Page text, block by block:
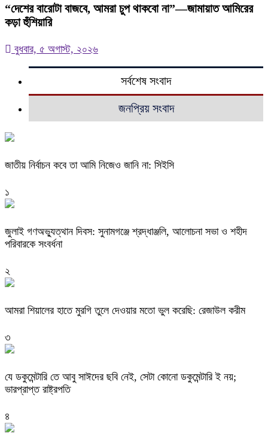
“দেশের বারোটা বাজবে, আমরা চুপ থাকবো না”—জামায়াত আমিরের
কড়া হুঁশিয়ারি
বুধবার, ৫ অগাস্ট, ২০২৬
সর্বশেষ সংবাদ
জনপ্রিয় সংবাদ
জাতীয় নির্বাচন কবে তা আমি নিজেও জানি না: সিইসি
১
জুলাই গণঅভ্যুত্থান দিবস: সুনামগঞ্জে শ্রদ্ধাঞ্জলি, আলোচনা সভা ও শহীদ
পরিবারকে সংবর্ধনা
২
‎আমরা শিয়ালের হাতে মুরগি তুলে দেওয়ার মতো ভুল করেছি: রেজাউল করীম
৩
যে ডকুমেন্টারি তে আবু সাঈদের ছবি নেই, সেটা কোনো ডকুমেন্টারি ই নয়;
ভারপ্রাপ্ত রাষ্ট্রপতি
৪